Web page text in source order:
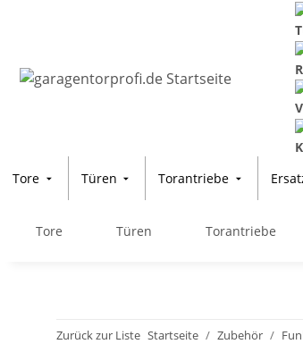
Tore Türen Torantriebe
Tore Türen Torantriebe
Zurück zur Liste Startseite Zubehör